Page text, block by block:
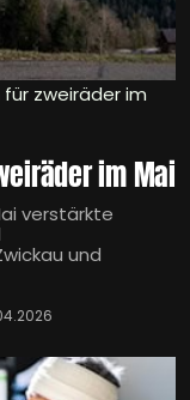
zweiräder im
im Mai
verstärkte
und